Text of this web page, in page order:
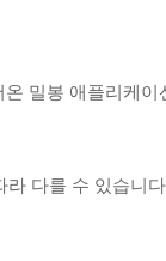
밀봉 애플리케
라 다를 수 있습니